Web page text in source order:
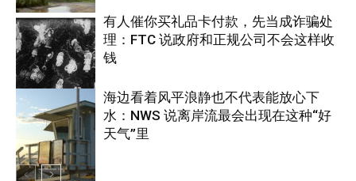
热点
美国
有人催你买礼品卡付款，先当成诈骗处
理：FTC 说政府和正规公司不会这样收
钱
海边看着风平浪静也不代表能放心下
水：NWS 说离岸流最会出现在这种“好
天气”里